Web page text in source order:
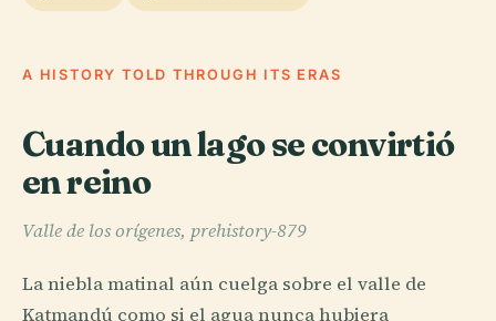
A HISTORY TOLD THROUGH ITS ERAS
Cuando un lago se convirtió
en reino
Valle de los orígenes, prehistory-879
La niebla matinal aún cuelga sobre el valle de
Katmandú como si el agua nunca hubiera